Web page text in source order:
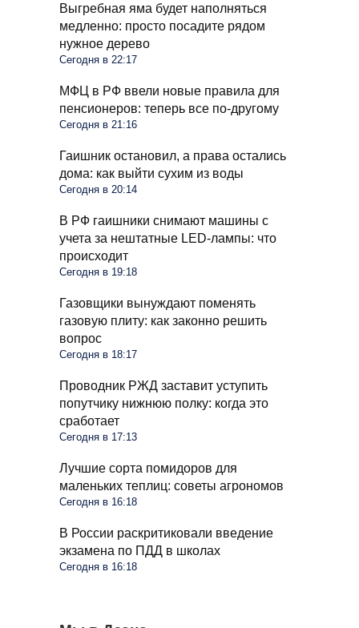
Выгребная яма будет наполняться
медленно: просто посадите рядом
нужное дерево
Сегодня в 22:17
МФЦ в РФ ввели новые правила для
пенсионеров: теперь все по-другому
Сегодня в 21:16
Гаишник остановил, а права остались
дома: как выйти сухим из воды
Сегодня в 20:14
В РФ гаишники снимают машины с
учета за нештатные LED-лампы: что
происходит
Сегодня в 19:18
Газовщики вынуждают поменять
газовую плиту: как законно решить
вопрос
Сегодня в 18:17
Проводник РЖД заставит уступить
попутчику нижнюю полку: когда это
сработает
Сегодня в 17:13
Лучшие сорта помидоров для
маленьких теплиц: советы агрономов
Сегодня в 16:18
В России раскритиковали введение
экзамена по ПДД в школах
Сегодня в 16:18